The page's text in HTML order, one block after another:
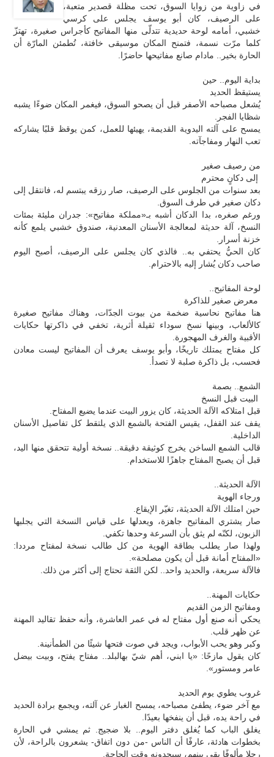
في زاوية من زوايا السوق، تحت مظلة قصدير متعبة،
على الرصيف، كان أبو يوسف يجلس على كرسي
خشبي، أمامه لوحة حديدية تتدلّى منها المفاتيح كأجراس صغيرة، تهتزّ
كلما مرّت نسمة، فتمنح المكان موسيقى خافتة، تُطمئن المارّة أن
الحارة بخير.. مادام صانع مفاتيحها حاضرًا.
بداية اليوم.. حين
يستيقظ الحديد
يُشعل مصباحه الأصفر قبل أن يصحو السوق، فيغمر المكان ضوءًا يشبه
شظايا الفجر.
يمسح على آلته اليدوية القديمة، يهيئها للعمل، كمن يوقظ قلبًا يشاركه
تعب النهار ومفاجآته.
من رصيف صغير
إلى دكانٍ محترم
بعد سنوات من الجلوس على الرصيف، صار رزقه يبتسم له، فانتقل إلى
دكان صغير في طرف السوق.
ورغم صغره، بدا الدكان أشبه بـ«مملكة مفاتيح»: جدران مليئة بمئات
النسخ، آلة حديثة لمعالجة الأسنان المعدنية، صندوق خشبي يلمع كأنه
خزنة أسرار.
كان الحيُّ يحتفي به.. فالذي كان يجلس على الرصيف، أصبح اليوم
صاحب دكان يُشار إليه بالاحترام.
لوحة المفاتيح..
معرض صغير للذاكرة
هنا مفاتيح نحاسية ضخمة من بيوت الجدّات، وهناك مفاتيح صغيرة
كالألعاب، وبينها نسخ سوداء ثقيلة أثرية، تخفي في ذاكرتها حكايات
الأقبية والغرف المهجورة.
كل مفتاح يمتلك تاريخًا، وأبو يوسف يعرف أن المفاتيح ليست معادن
فحسب، بل ذاكرة صلبة لا تصدأ.
الشمع.. بصمة
البيت قبل النسخ
قبل امتلاكه الآلة الحديثة، كان يزور البيت عندما يضيع المفتاح.
يقف عند القفل، يقيس الفتحة بالشمع الذي يلتقط كل تفاصيل الأسنان
الداخلية.
قالب الشمع الساخن يخرج كوثيقة دقيقة.. نسخة أولية تتحقق منها اليد،
قبل أن يصبح المفتاح جاهزًا للاستخدام.
الآلة الحديثة..
ورجاء الهوية
حين امتلك الآلة الحديثة، تغيّر الإيقاع.
صار يشتري المفاتيح جاهزة، ويعدلها على قياس النسخة التي يجلبها
الزبون، لكنّه لم يثق بأن السرعة وحدها تكفي.
ولهذا صار يطلب بطاقة الهوية من كل طالب نسخة لمفتاح مرددا:
«المفتاح أمانة قبل أن يكون مصلحة».
فالآلة سريعة، والحديد واحد.. لكن الثقة تحتاج إلى أكثر من ذلك.
حكايات المهنة..
ومفاتيح الزمن القديم
يحكي أنه صنع أول مفتاح له في عمر العاشرة، وأنه حفظ تقاليد المهنة
عن ظهر قلب.
وكبر وهو يحب الأبواب، ويجد في صوت فتحها شيئًا من الطمأنينة.
كان يقول مازحًا: «يا ابني، أهم شيّ بهالبلد.. مفتاح يفتح، وبيت بيضل
عامر ومستور».
غروب يطوي يوم الحديد
مع آخر ضوء، يطفئ مصباحه، يمسح الغبار عن آلته، ويجمع برادة الحديد
في راحة يده، قبل أن ينفخها بعيدًا.
يغلق الباب كما يُغلق دفتر اليوم.. بلا ضجيج. ثم يمشي في الحارة
بخطوات هادئة، عارفًا أن الناس -من دون اتفاق- يشعرون بالراحة، لأن
رجلا مألوفًا بقي بينهم، سيجدونه وقت الحاجة.